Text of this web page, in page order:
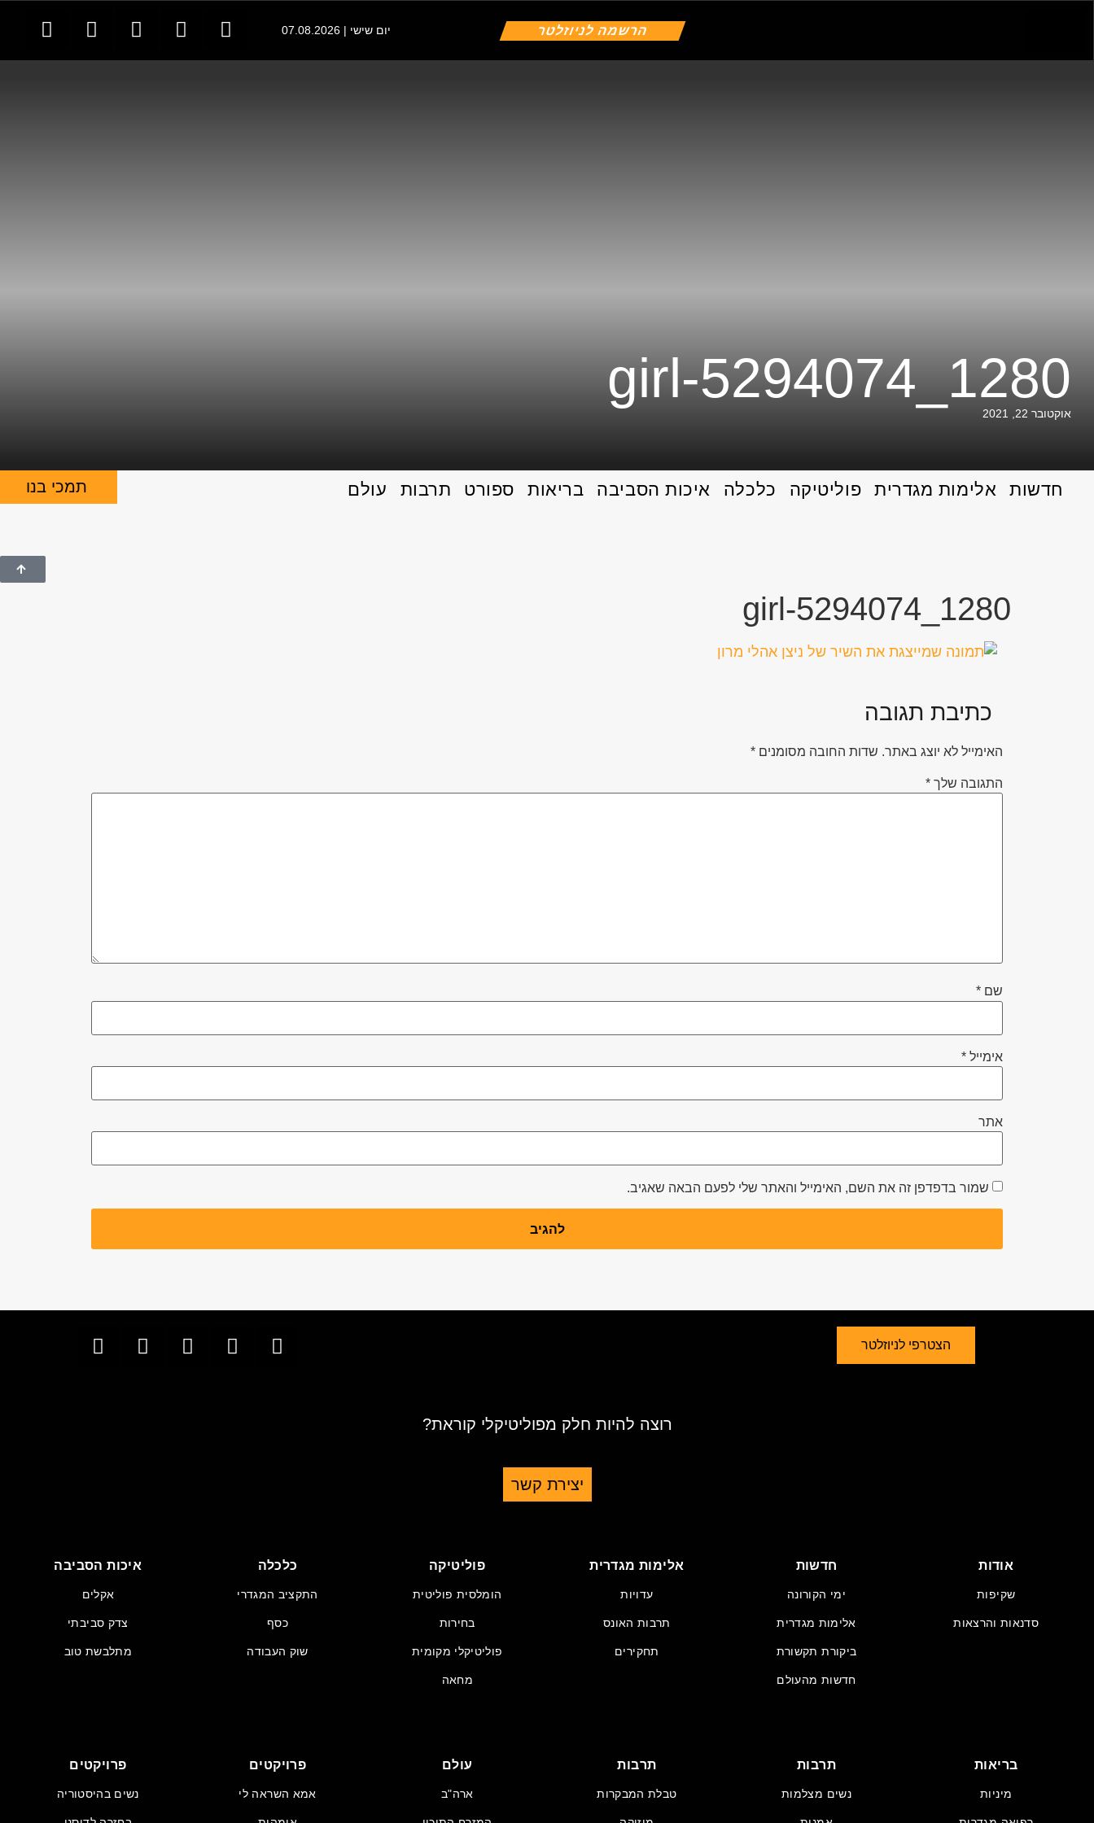
הרשמה לניוזלטר יום שישי | 07.08.2026
girl-5294074_1280
אוקטובר 22, 2021
חדשות אלימות מגדרית פוליטיקה כלכלה איכות הסביבה בריאות ספורט תרבות עולם תמכי בנו
girl-5294074_1280
כתיבת תגובה
האימייל לא יוצג באתר. שדות החובה מסומנים *
התגובה שלך *
שם *
אימייל *
אתר
שמור בדפדפן זה את השם, האימייל והאתר שלי לפעם הבאה שאגיב.
הצטרפי לניוזלטר
רוצה להיות חלק מפוליטיקלי קוראת?
יצירת קשר
אודות
שקיפות
סדנאות והרצאות
חדשות
ימי הקורונה
אלימות מגדרית
ביקורת תקשורת
חדשות מהעולם
אלימות מגדרית
עדויות
תרבות האונס
תחקירים
פוליטיקה
הומלסית פוליטית
בחירות
פוליטיקלי מקומית
מחאה
כלכלה
התקציב המגדרי
כסף
שוק העבודה
איכות הסביבה
אקלים
צדק סביבתי
מתלבשת טוב
בריאות
מיניות
תרבות
נשים מצלמות
תרבות
טבלת המבקרות
עולם
ארה"ב
פרויקטים
אמא השראה לי
פרויקטים
נשים בהיסטוריה